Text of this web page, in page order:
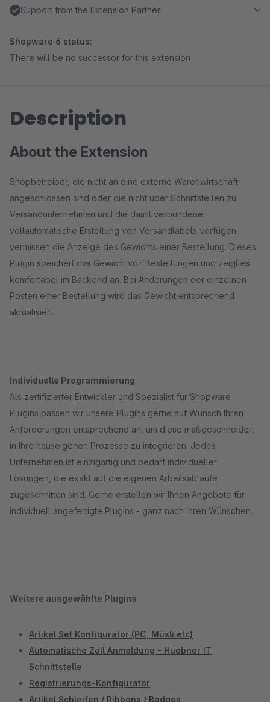
Support from the Extension Partner
Shopware 6 status:
There will be no successor for this extension
Description
About the Extension
Shopbetreiber, die nicht an eine externe Warenwirtschaft
angeschlossen sind oder die nicht über Schnittstellen zu
Versandunternehmen und die damit verbundene
vollautomatische Erstellung von Versandlabels verfügen,
vermissen die Anzeige des Gewichts einer Bestellung. Dieses
Plugin speichert das Gewicht von Bestellungen und zeigt es
komfortabel im Backend an. Bei Änderungen der einzelnen
Posten einer Bestellung wird das Gewicht entsprechend
aktualisiert.
Individuelle Programmierung
Als zertifizierter Entwickler und Spezialist für Shopware
Plugins passen wir unsere Plugins gerne auf Wunsch Ihren
Anforderungen entsprechend an, um diese maßgeschneidert
in Ihre hauseigenen Prozesse zu integrieren. Jedes
Unternehmen ist einzigartig und bedarf individueller
Lösungen, die exakt auf die eigenen Arbeitsabläufe
zugeschnitten sind. Gerne erstellen wir Ihnen Angebote für
individuell angefertigte Plugins - ganz nach Ihren Wünschen.
Weitere ausgewählte Plugins
Artikel Set Konfigurator (PC, Müsli etc)
Automatische Zoll Anmeldung - Huebner IT
Schnittstelle
Registrierungs-Konfigurator
Artikel Schleifen / Ribbons / Badges